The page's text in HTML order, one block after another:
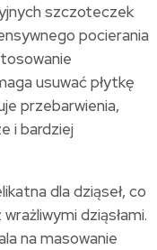
szczoteczek
pocierania
usuwać płytkę
przebarwienia,
i bardziej
dla dziąseł, co
dziąsłami.
na masowanie